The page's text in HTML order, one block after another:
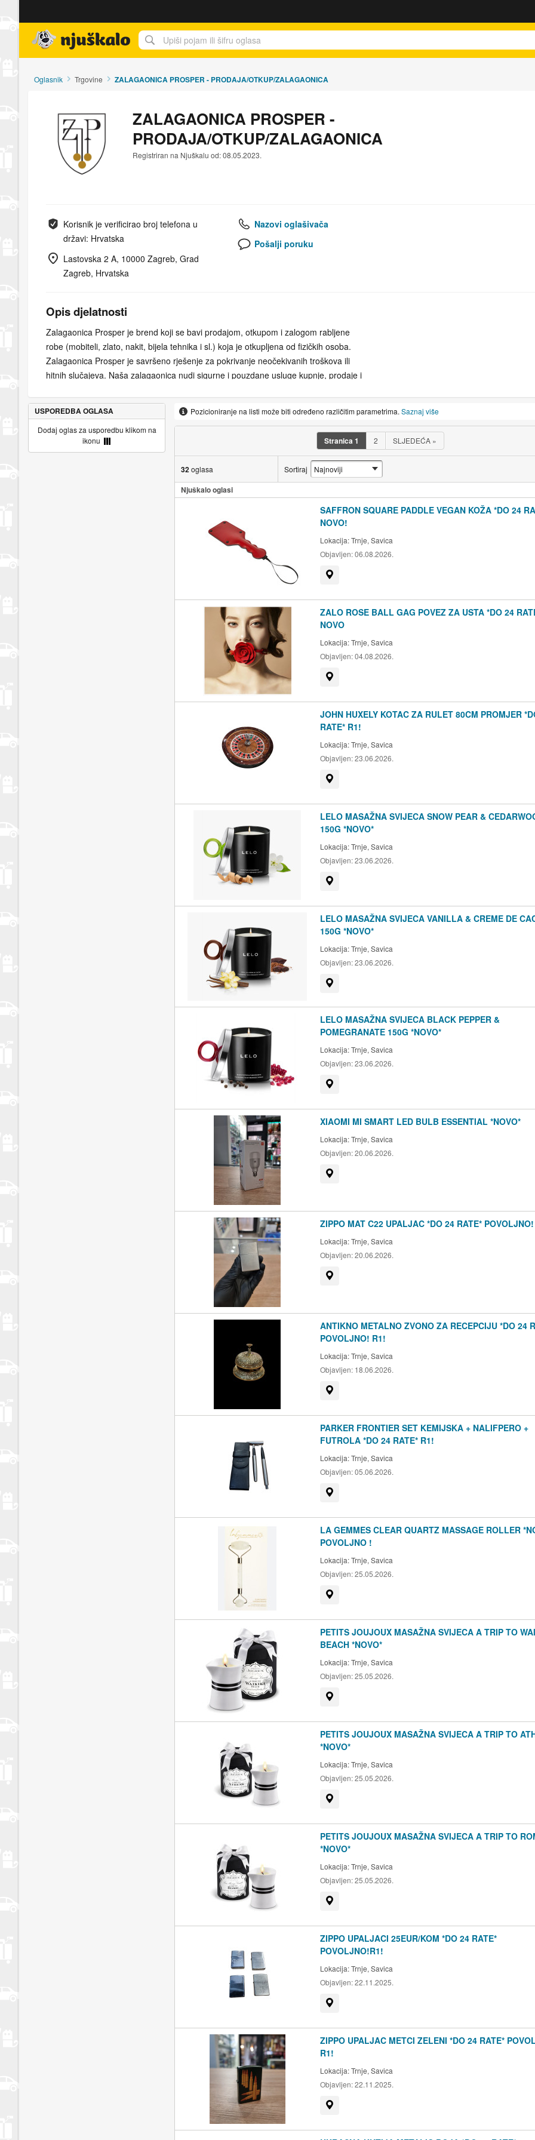
Oglasnik Trgovine ZALAGAONICA PROSPER - PRODAJA/OTKUP/ZALAGAONICA
ZALAGAONICA PROSPER -
PRODAJA/OTKUP/ZALAGAONICA
Registriran na Njuškalu od: 08.05.2023.
Korisnik je verificirao broj telefona u
državi: Hrvatska
Lastovska 2 A, 10000 Zagreb, Grad
Zagreb, Hrvatska
Nazovi oglašivača
Pošalji poruku
Opis djelatnosti
Zalagaonica Prosper je brend koji se bavi prodajom, otkupom i zalogom rabljene
robe (mobiteli, zlato, nakit, bijela tehnika i sl.) koja je otkupljena od fizičkih osoba.
Zalagaonica Prosper je savršeno rješenje za pokrivanje neočekivanih troškova ili
hitnih slučajeva. Naša zalagaonica nudi sigurne i pouzdane usluge kupnje, prodaje i
sustave, možete nam se povjeriti za sve svoje financijske potrebe. Založite ili prodajte
svoje dragocjenosti na siguran način i dobijte gotovinu na licu mjesta. Nudimo
konkurentne cijene i fleksibilne uvjete koji odgovaraju vašim potrebama. Posjetite nas
danas za transakcije bez muke. Naša misija je kupcima pružiti najbolju moguću
Bilo da vam je potreban brzi zajam ili tražite izvrsnu ponudu unikatnih predmeta,
integritetom i predanošću zadovoljstvu kupaca. Posjetite nas danas i vidite što vam
Pozicioniranje na listi može biti određeno različitim parametrima. Saznaj više
Stranica1 2 SLJEDEĆA »
32oglasa Sortiraj
Njuškalo oglasi
SAFFRON SQUARE PADDLE VEGAN KOŽA *DO 24
NOVO!
Lokacija:Trnje, Savica
Objavljen:06.08.2026.
ZALO ROSE BALL GAG POVEZ ZA USTA *DO 24
NOVO
Lokacija:Trnje, Savica
Objavljen:04.08.2026.
JOHN HUXELY KOTAC ZA RULET 80CM PROMJER
RATE* R1!
Lokacija:Trnje, Savica
Objavljen:23.06.2026.
LELO MASAŽNA SVIJECA SNOW PEAR &
150G *NOVO*
Lokacija:Trnje, Savica
Objavljen:23.06.2026.
LELO MASAŽNA SVIJECA VANILLA & CREME DE
150G *NOVO*
Lokacija:Trnje, Savica
Objavljen:23.06.2026.
LELO MASAŽNA SVIJECA BLACK PEPPER &
POMEGRANATE 150G *NOVO*
Lokacija:Trnje, Savica
Objavljen:23.06.2026.
XIAOMI MI SMART LED BULB ESSENTIAL *NOVO*
Lokacija:Trnje, Savica
Objavljen:20.06.2026.
ZIPPO MAT C22 UPALJAC *DO 24 RATE*
Lokacija:Trnje, Savica
Objavljen:20.06.2026.
ANTIKNO METALNO ZVONO ZA RECEPCIJU *DO 24
POVOLJNO! R1!
Lokacija:Trnje, Savica
Objavljen: 18.06.2026.
PARKER FRONTIER SET KEMIJSKA + NALIFPERO +
FUTROLA *DO 24 RATE* R1!
Lokacija:Trnje, Savica
Objavljen:05.06.2026.
LA GEMMES CLEAR QUARTZ MASSAGE ROLLER
POVOLJNO !
Lokacija:Trnje, Savica
Objavljen:25.05.2026.
PETITS JOUJOUX MASAŽNA SVIJECA A TRIP TO
BEACH *NOVO*
Lokacija:Trnje, Savica
Objavljen:25.05.2026.
PETITS JOUJOUX MASAŽNA SVIJECA A TRIP TO
*NOVO*
Lokacija:Trnje, Savica
Objavljen:25.05.2026.
PETITS JOUJOUX MASAŽNA SVIJECA A TRIP TO
*NOVO*
Lokacija:Trnje, Savica
Objavljen:25.05.2026.
ZIPPO UPALJACI 25EUR/KOM *DO 24 RATE*
POVOLJNO!R1!
Lokacija:Trnje, Savica
Objavljen:22.11.2025.
ZIPPO UPALJAC METCI ZELENI *DO 24 RATE*
R1!
Lokacija:Trnje, Savica
Objavljen:22.11.2025.
USPOREDBA OGLASA
Dodaj oglas za usporedbu klikom na
ikonu